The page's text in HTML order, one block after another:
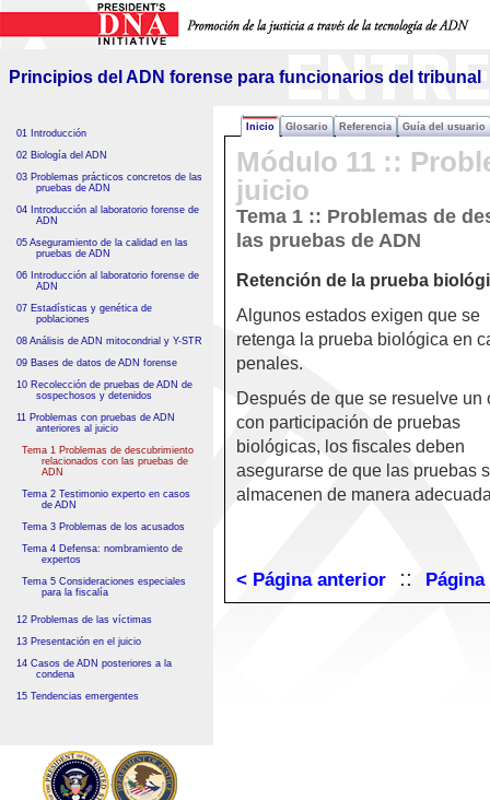
para funcionarios del tribunal
Principios del ADN forense para funcionarios del tribunal
Inicio Glosario Referencia Guía del usuario
01 Introducción
02 Biología del ADN
03 Problemas prácticos concretos de las
pruebas de ADN
04 Introducción al laboratorio forense de
ADN
05 Aseguramiento de la calidad en las
pruebas de ADN
06 Introducción al laboratorio forense de
ADN
07 Estadísticas y genética de
poblaciones
08 Análisis de ADN mitocondrial y Y-STR
09 Bases de datos de ADN forense
10 Recolección de pruebas de ADN de
sospechosos y detenidos
11 Problemas con pruebas de ADN
anteriores al juicio
Tema 1 Problemas de descubrimiento
relacionados con las pruebas de
ADN
Tema 2 Testimonio experto en casos
de ADN
Tema 3 Problemas de los acusados
Tema 4 Defensa: nombramiento de
expertos
Tema 5 Consideraciones especiales
para la fiscalía
12 Problemas de las víctimas
13 Presentación en el juicio
14 Casos de ADN posteriores a la
condena
15 Tendencias emergentes
Módulo 11 ::
juicio
Tema 1 :: Problemas de
las pruebas de ADN
Retención de la prueba
Algunos estados exigen que se
retenga la prueba biológica en
penales.
Después de que se resuelve un
con participación de pruebas
biológicas, los fiscales deben
asegurarse de que las pruebas
almacenen de manera
< Página anterior ::